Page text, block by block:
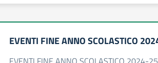
EVENTI FINE ANNO SCOLASTICO